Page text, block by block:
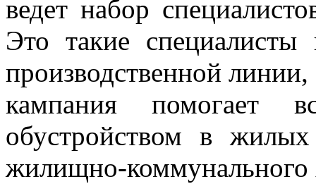
ведет набор
Это такие специалисты
производственной
кампания помогает
обустройством в
жилищно-коммунального